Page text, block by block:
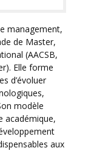
management,
de Master,
(AACSB,
Elle forme
d’évoluer
modèle
académique,
aux